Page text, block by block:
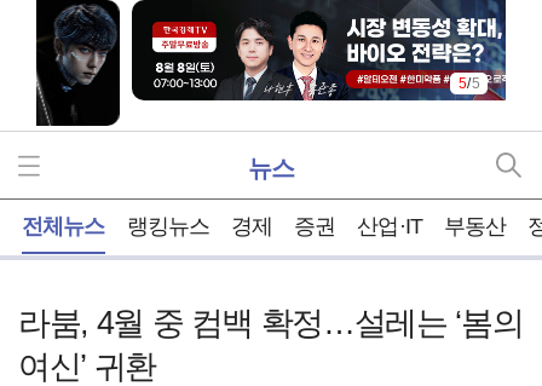
5/5
뉴스
전체뉴스 랭킹뉴스 경제 증권 산업·IT 부동산
라붐, 4월 중 컴백 확정…설레는 ‘봄의
여신’ 귀환